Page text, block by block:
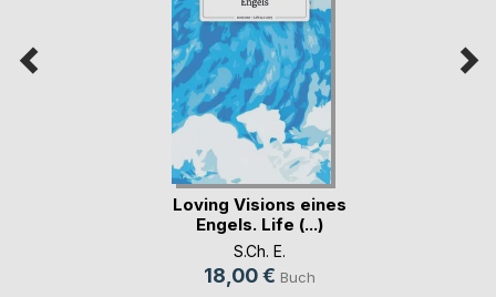
Loving Visions eines
Engels. Life (...)
S.Ch. E.
18,00 € Buch